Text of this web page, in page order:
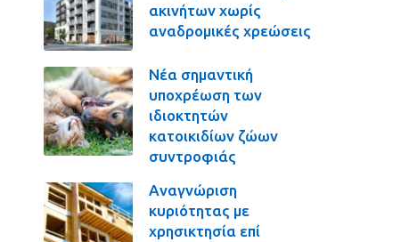
ακινήτων χωρίς
αναδρομικές χρεώσεις
Νέα σημαντική
υποχρέωση των
ιδιοκτητών
κατοικιδίων ζώων
συντροφιάς
Αναγνώριση
κυριότητας με
χρησικτησία επί